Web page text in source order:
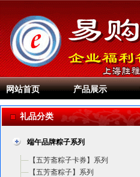
网站首页 产品展示
礼品分类
端午品牌粽子系列
【五芳斋粽子卡券】系列
【五芳斋粽子】系列